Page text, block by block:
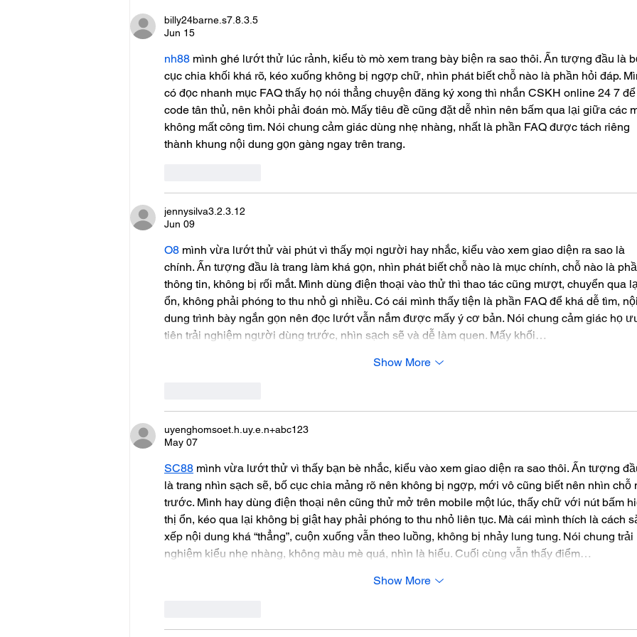
billy24barne.s7.8.3.5
Jun 15
nh88 mình ghé lướt thử lúc rảnh, kiểu tò mò xem trang bày biện ra sao thôi. Ấn tượng đầu là
cục chia khối khá rõ, kéo xuống không bị ngợp chữ, nhìn phát biết chỗ nào là phần hỏi đáp.
có đọc nhanh mục FAQ thấy họ nói thẳng chuyện đăng ký xong thì nhắn CSKH online 24 7
code tân thủ, nên khỏi phải đoán mò. Mấy tiêu đề cũng đặt dễ nhìn nên bấm qua lại giữa các
không mất công tìm. Nói chung cảm giác dùng nhẹ nhàng, nhất là phần FAQ được tách riêng
thành khung nội dung gọn gàng ngay trên trang.
jennysilva3.2.3.12
Jun 09
O8 mình vừa lướt thử vài phút vì thấy mọi người hay nhắc, kiểu vào xem giao diện ra sao là
chính. Ấn tượng đầu là trang làm khá gọn, nhìn phát biết chỗ nào là mục chính, chỗ nào là
thông tin, không bị rối mắt. Mình dùng điện thoại vào thử thì thao tác cũng mượt, chuyển qua
ổn, không phải phóng to thu nhỏ gì nhiều. Có cái mình thấy tiện là phần FAQ để khá dễ tìm, nội
dung trình bày ngắn gọn nên đọc lướt vẫn nắm được mấy ý cơ bản. Nói chung cảm giác họ
tiên trải nghiệm người dùng trước, nhìn sạch sẽ và dễ làm quen. Mấy khối…
Show More
uyenghomsoet.h.uy.e.n+abc123
May 07
SC88 mình vừa lướt thử vì thấy bạn bè nhắc, kiểu vào xem giao diện ra sao thôi. Ấn tượng
là trang nhìn sạch sẽ, bố cục chia mảng rõ nên không bị ngợp, mới vô cũng biết nên nhìn chỗ
trước. Mình hay dùng điện thoại nên cũng thử mở trên mobile một lúc, thấy chữ với nút bấm
thị ổn, kéo qua lại không bị giật hay phải phóng to thu nhỏ liên tục. Mà cái mình thích là cách
xếp nội dung khá “thẳng”, cuộn xuống vẫn theo luồng, không bị nhảy lung tung. Nói chung trải
nghiệm kiểu nhẹ nhàng, không màu mè quá, nhìn là hiểu. Cuối cùng vẫn thấy điểm…
Show More